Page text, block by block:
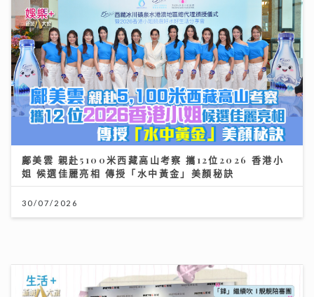
鄺美雲 親赴5100米西藏高山考察 攜12位2026 香港小
姐 候選佳麗亮相 傳授「水中黃金」美顏秘訣
30/07/2026